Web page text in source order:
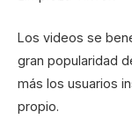
Los videos se
gran popularidad
más los usuarios
propio.